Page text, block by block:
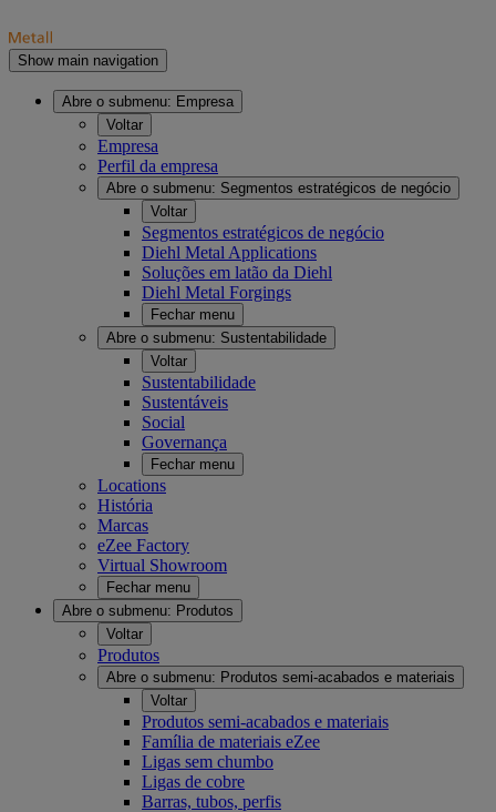
Show main navigation
Abre o submenu: Empresa
Voltar
Empresa
Perfil da empresa
Abre o submenu: Segmentos estratégicos de negócio
Voltar
Segmentos estratégicos de negócio
Diehl Metal Applications
Soluções em latão da Diehl
Diehl Metal Forgings
Fechar menu
Abre o submenu: Sustentabilidade
Voltar
Sustentabilidade
Sustentáveis
Social
Governança
Fechar menu
Locations
História
Marcas
eZee Factory
Virtual Showroom
Fechar menu
Abre o submenu: Produtos
Voltar
Produtos
Abre o submenu: Produtos semi-acabados e materiais
Voltar
Produtos semi-acabados e materiais
Família de materiais eZee
Ligas sem chumbo
Ligas de cobre
Barras, tubos, perfis